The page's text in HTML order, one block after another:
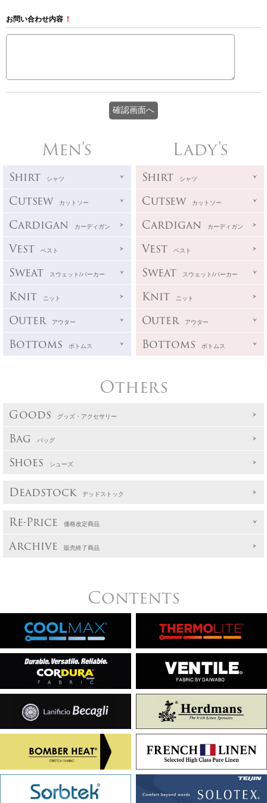
お問い合わせ内容 !
Men's
Shirt シャツ
Cutsew カットソー
Cardigan カーディガン
Vest ベスト
Sweat スウェット/パーカー
Knit ニット
Outer アウター
Bottoms ボトムス
Lady's
Shirt シャツ
Cutsew カットソー
Cardigan カーディガン
Vest ベスト
Sweat スウェット/パーカー
Knit ニット
Outer アウター
Bottoms ボトムス
Others
Goods グッズ・アクセサリー
Bag バッグ
Shoes シューズ
Deadstock デッドストック
Re-Price 価格改定商品
Archive 販売終了商品
Contents